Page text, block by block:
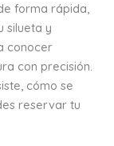
forma rápida,
silueta y
conocer
con precisión.
cómo se
reservar tu